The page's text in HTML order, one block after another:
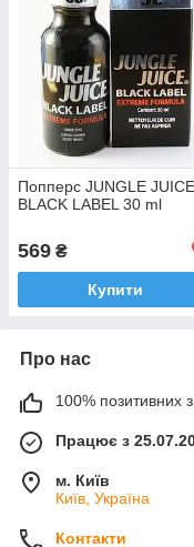
Попперс JUNGLE JUICE
BLACK LABEL 30 ml
569 ₴
Купити
Про нас
100% позитивних з
Працює з
м. Київ
Київ, Україна
Контакти